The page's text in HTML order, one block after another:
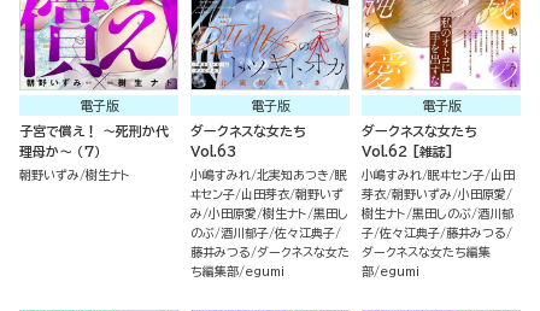
電子版
子宮で償え！ ～死刑か代
理母か～ （7）
朝野いずみ 樹生ナト
電子版
ダークネスな女たち
Vol.63
小嶋すみれ 北実知あつき
眠
ヰセン子 山田芽衣 朝野いず
み 小田原愛 樹生ナト 黒田し
のぶ 酒川郁子 佐々江典子
藤井みつる ダークネスな女た
ち編集部 egumi
電子版
ダークネスな女たち
Vol.62 [雑誌]
小嶋すみれ 眠ヰセン子 山田
芽衣 朝野いずみ 小田原愛
樹生ナト 黒田しのぶ 酒川郁
子 佐々江典子 藤井みつる
ダークネスな女たち編集
部 egumi